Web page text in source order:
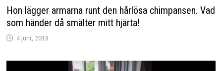
Hon lägger armarna runt den hårlösa chimpansen. Vad
som händer då smälter mitt hjärta!
4 juni, 2018